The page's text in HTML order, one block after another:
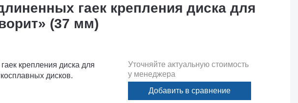
гаек крепления диска для
(37 мм)
крепления диска для
дисков.
Уточняйте актуальную стоимость
у менеджера
Добавить в сравнение